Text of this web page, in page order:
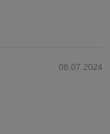
08.07.2024